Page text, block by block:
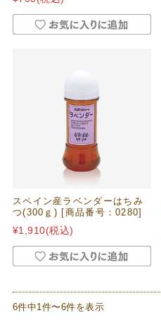
スペイン産ラベンダーはちみ
つ(300ｇ) [商品番号：0280]
¥1,910(税込)
6件中1件〜6件を表示